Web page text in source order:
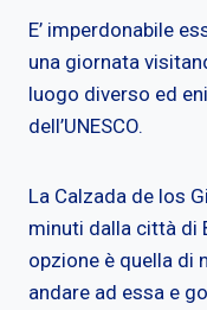
E’ imperdonabile
una giornata
luogo diverso ed
dell’UNESCO.
La Calzada de los
minuti dalla città di
opzione è quella di
andare ad essa e